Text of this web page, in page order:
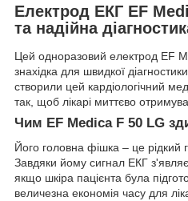
Електрод ЕКГ EF
та надійна
Цей одноразовий електрод EF
знахідка для швидкої
створили цей кардіологічний
так, щоб лікарі миттєво
Чим EF Medica F 50 LG
Його головна фішка – це рідкий
Завдяки йому сигнал ЕКГ
якщо шкіра пацієнта була
величезна економія часу для